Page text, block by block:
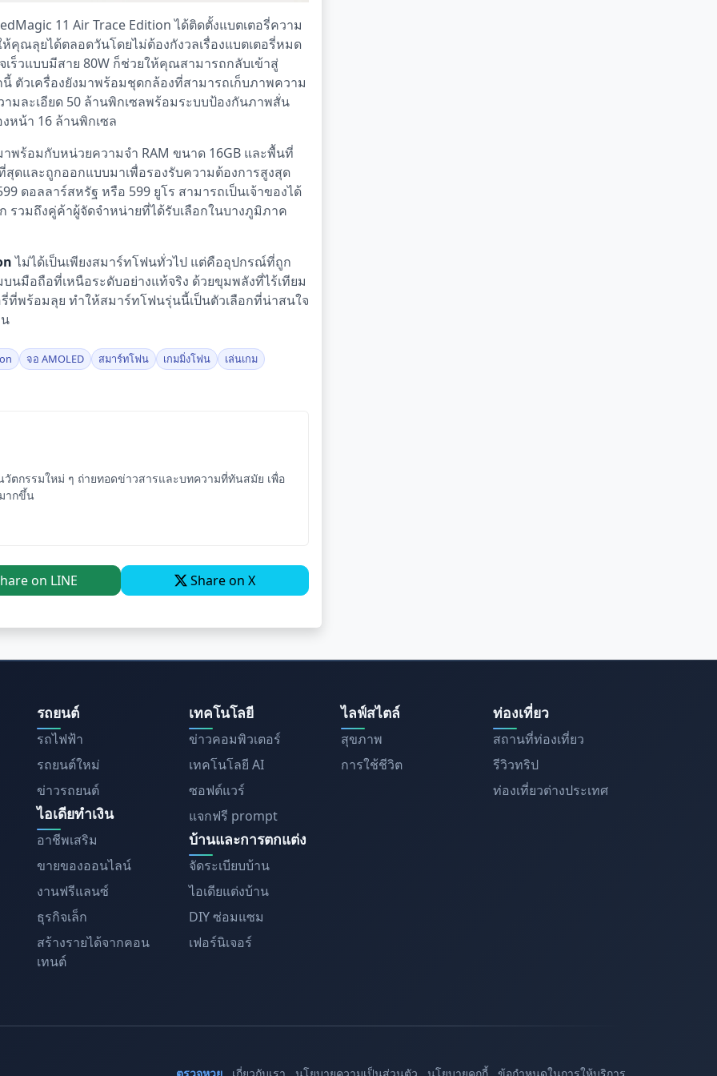
11 Air Trace Edition ได้ติดตั้งแบตเตอรี่ความ
คุณลุยได้ตลอดวันโดยไม่ต้องกังวลเรื่องแบตเตอรี่หมด
เร็วแบบมีสาย 80W ก็ช่วยให้คุณสามารถกลับเข้าสู่
ตัวเครื่องยังมาพร้อมชุดกล้องที่สามารถเก็บภาพความ
มละเอียด 50 ล้านพิกเซลพร้อมระบบป้องกันภาพสั่น
หน้า 16 ล้านพิกเซล
พร้อมกับหน่วยความจำ RAM ขนาด 16GB และพื้นที่
ดและถูกออกแบบมาเพื่อรองรับความต้องการสูงสุด
ดอลลาร์สหรัฐ หรือ 599 ยูโร สามารถเป็นเจ้าของได้
รวมถึงคู่ค้าผู้จัดจำหน่ายที่ได้รับเลือกในบางภูมิภาค
ไม่ได้เป็นเพียงสมาร์ทโฟนทั่วไป แต่คืออุปกรณ์ที่ถูก
นมือถือที่เหนือระดับอย่างแท้จริง ด้วยขุมพลังที่ไร้เทียม
ที่พร้อมลุย ทำให้สมาร์ทโฟนรุ่นนี้เป็นตัวเลือกที่น่าสนใจ
จอ AMOLED สมาร์ทโฟน เกมมิ่งโฟน เล่นเกม
ตกรรมใหม่ ๆ ถ่ายทอดข่าวสารและบทความที่ทันสมัย เพื่อ
ากขึ้น
on LINE Share on X
รถยนต์
รถไฟฟ้า
รถยนต์ใหม่
ข่าวรถยนต์
ไอเดียทำเงิน
อาชีพเสริม
ขายของออนไลน์
งานฟรีแลนซ์
ธุรกิจเล็ก
สร้างรายได้จากคอน
เทนต์
เทคโนโลยี
ข่าวคอมพิวเตอร์
เทคโนโลยี AI
ซอฟต์แวร์
แจกฟรี prompt
บ้านและการตกแต่ง
จัดระเบียบบ้าน
ไอเดียแต่งบ้าน
DIY ซ่อมแซม
เฟอร์นิเจอร์
ไลฟ์สไตล์
สุขภาพ
การใช้ชีวิต
ท่องเที่ยว
สถานที่ท่องเที่ยว
รีวิวทริป
ท่องเที่ยวต่างประเทศ